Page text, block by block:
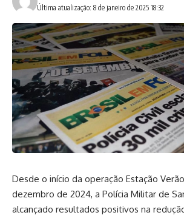
Última atualização: 8 de janeiro de 2025 18:32
Desde o início da operação Estação
dezembro de 2024, a Polícia Militar de
alcançado resultados positivos na